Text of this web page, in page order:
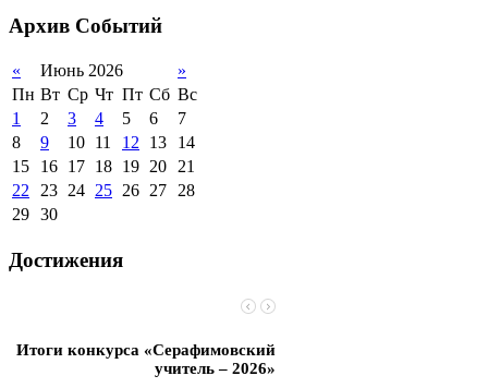
Архив Событий
« Июнь 2026
»
Пн Вт Ср Чт Пт Сб Вс
1
2 3 4 5 6
7
8
9 10 11 12 13
14
15
16 17 18 19 20 21
22 23 24 25 26 27 28
29 30
Достижения
Итоги конкурса «Серафимовский
учитель – 2026»